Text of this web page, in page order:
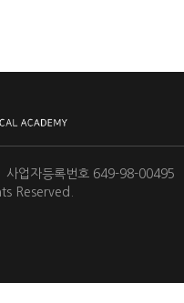
사업자등록번호 649-98-
Reserved.